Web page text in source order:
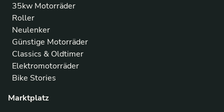
35kw Motorräder
Roller
Neulenker
Günstige Motorräder
Classics & Oldtimer
Elektromotorräder
Bike Stories
Marktplatz